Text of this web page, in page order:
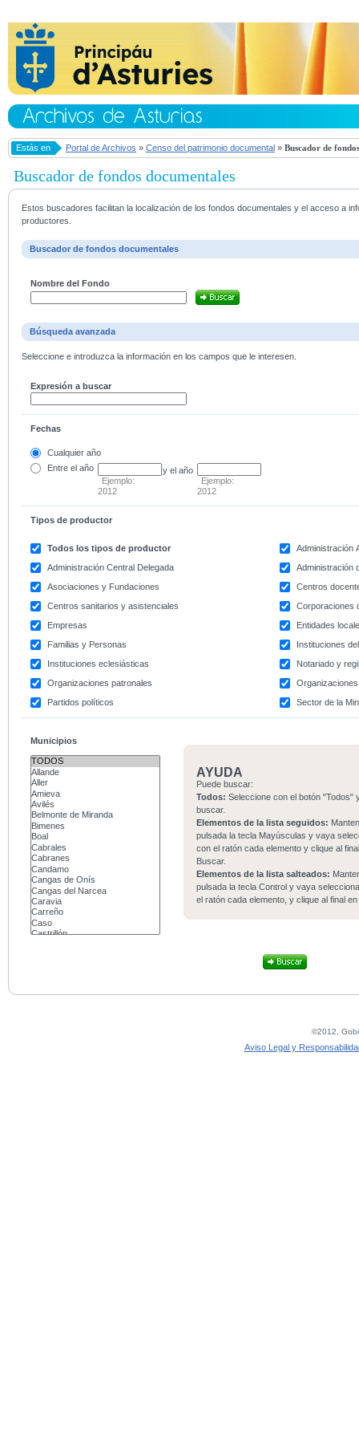
Estás en Portal de Archivos » Censo del patrimonio documental » Buscador de
Buscador de fondos documentales
Estos buscadores facilitan la localización de los fondos documentales y el acceso a
productores.
Buscador de fondos documentales
Nombre del Fondo
Búsqueda avanzada
Seleccione e introduzca la información en los campos que le interesen.
Expresión a buscar
Fechas
Cualquier año
Entre el año
Ejemplo:
2012
y el año
Ejemplo:
2012
Tipos de productor
Todos los tipos de productor
Administración
Administración Central Delegada
Administración
Asociaciones y Fundaciones
Centros
Centros sanitarios y asistenciales
Corporaciones
Empresas
Entidades
Familias y Personas
Instituciones
Instituciones eclesiásticas
Notariado y
Organizaciones patronales
Partidos políticos
Sector de la
Municipios
AYUDA
Puede buscar:
Todos: Seleccione con el botón "Todos"
buscar.
Elementos de la lista seguidos:
pulsada la tecla Mayúsculas y vaya
con el ratón cada elemento y clique al
Buscar.
Elementos de la lista salteados:
pulsada la tecla Control y vaya
el ratón cada elemento, y clique al final
©2012,
Aviso Legal y